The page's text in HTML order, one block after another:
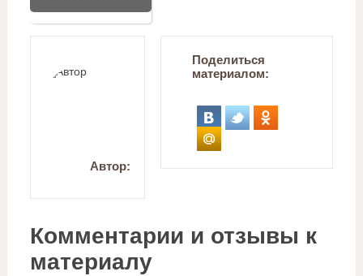
Автор:
Поделиться
материалом:
Комментарии и отзывы к
материалу